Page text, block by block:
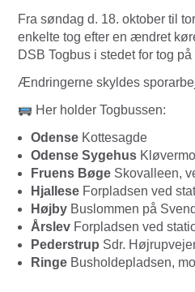
Fra søndag d. 18. oktober til
enkelte tog efter en ændret
DSB Togbus i stedet for tog
Ændringerne skyldes
Her holder Togbussen:
Odense Kottesagde
Odense Sygehus
Fruens Bøge Skovalleen,
Hjallese Forpladsen ved
Højby Buslommen på
Årslev Forpladsen ved
Pederstrup Sdr.
Ringe Busholdepladsen,